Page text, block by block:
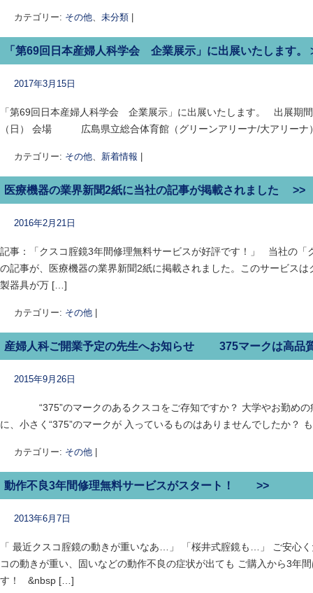
カテゴリー: その他、 未分類
「第69回日本産婦人科学会 企業展示」に出展いたします
2017年3月15日
「第69回日本産婦人科学会 企業展示」に出展いたします。 出展期
（日） 会場 広島県立総合体育館（グリーンアリーナ/大ア
カテゴリー: その他、 新着情報
医療機器の業界新聞2紙に当社の記事が掲載されました >>
2016年2月21日
記事：「クスコ腟鏡3年間修理無料サービスが好評です！」 当社の「
の記事が、医療機器の業界新聞2紙に掲載されました。このサービス
製器具が万 […]
カテゴリー: その他
産婦人科ご開業予定の先生へお知らせ 375マークは高品
2015年9月26日
“375”のマークのあるクスコをご存知ですか？ 大学やお勤めの
に、小さく“375”のマークが 入っているものはありませんでしたか？
カテゴリー: その他
動作不良3年間修理無料サービスがスタート！ >>
2013年6月7日
「 最近クスコ腟鏡の動きが重いなあ…」 「桜井式腟鏡も…」 ご安心
コの動きが重い、固いなどの動作不良の症状が出ても ご購入から3年
す！ &nbsp […]